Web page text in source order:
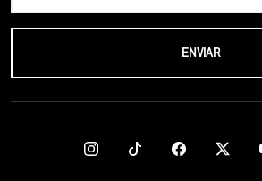
ENVIAR